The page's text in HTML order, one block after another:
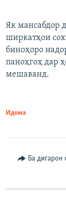
Як мансабдор
ширкатҳои
биноҳоро
паноҳгоҳ дар
мешаванд.
Идома
Ба дигарон